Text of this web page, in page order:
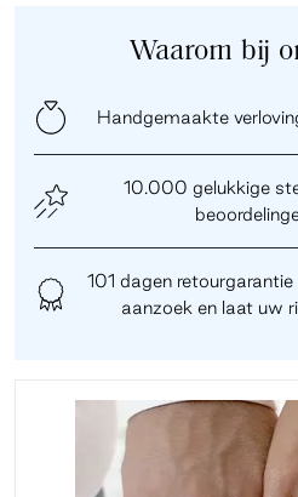
Waarom bij
Handgemaakte
10.000 gelukkige
101 dagen
aanzoek en laat uw